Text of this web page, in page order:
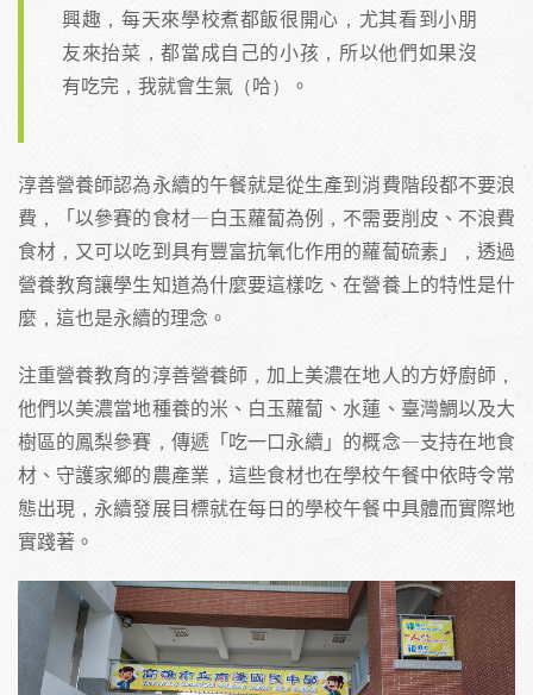
興趣，每天來學校煮都飯很開心，尤其看到小朋
友來抬菜，都當成自己的小孩，所以他們如果沒
有吃完，我就會生氣（哈）。
淳善營養師認為永續的午餐就是從生產到消費階段都不要浪
費，「以參賽的食材—白玉蘿蔔為例，不需要削皮、不浪費
食材，又可以吃到具有豐富抗氧化作用的蘿蔔硫素」，透過
營養教育讓學生知道為什麼要這樣吃、在營養上的特性是什
麼，這也是永續的理念。
注重營養教育的淳善營養師，加上美濃在地人的方妤廚師，
他們以美濃當地種養的米、白玉蘿蔔、水蓮、臺灣鯛以及大
樹區的鳳梨參賽，傳遞「吃一口永續」的概念—支持在地食
材、守護家鄉的農產業，這些食材也在學校午餐中依時令常
態出現，永續發展目標就在每日的學校午餐中具體而實際地
實踐著。